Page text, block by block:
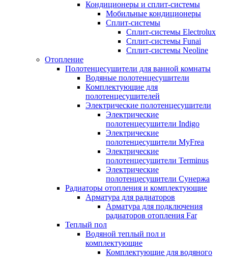
Кондиционеры и сплит-системы
Мобильные кондиционеры
Сплит-системы
Сплит-системы Electrolux
Сплит-системы Funai
Сплит-системы Neoline
Отопление
Полотенцесушители для ванной комнаты
Водяные полотенцесушители
Комплектующие для
полотенцесушителей
Электрические полотенцесушители
Электрические
полотенцесушители Indigo
Электрические
полотенцесушители MyFrea
Электрические
полотенцесушители Terminus
Электрические
полотенцесушители Сунержа
Радиаторы отопления и комплектующие
Арматура для радиаторов
Арматура для подключения
радиаторов отопления Far
Теплый пол
Водяной теплый пол и
комплектующие
Комплектующие для водяного